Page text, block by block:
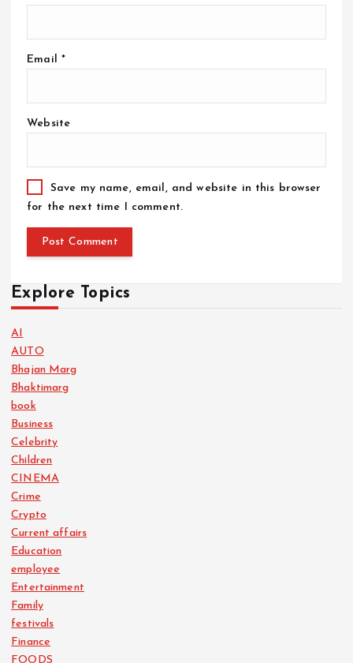
Email *
Website
Save my name, email, and website in this browser
for the next time I comment.
Explore Topics
AI
AUTO
Bhajan Marg
Bhaktimarg
book
Business
Celebrity
Children
CINEMA
Crime
Crypto
Current affairs
Education
employee
Entertainment
Family
festivals
Finance
FOODS